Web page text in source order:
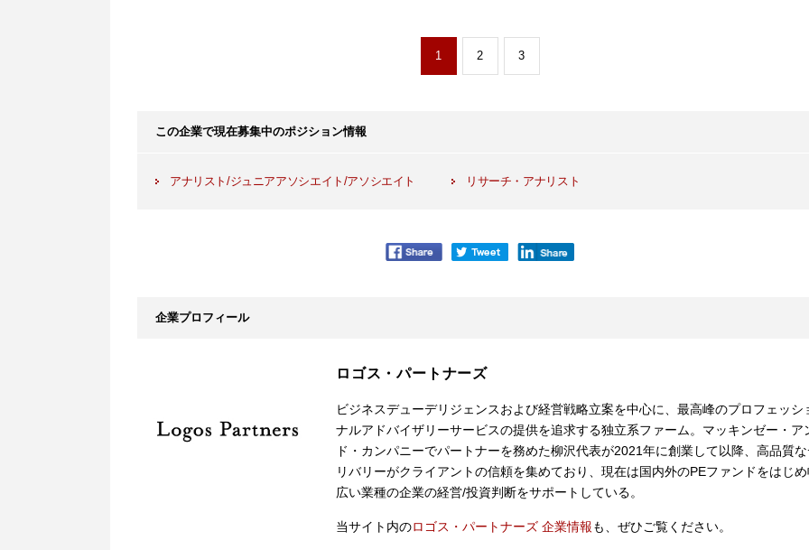
1 2 3
この企業で現在募集中のポジション情報
アナリスト/ジュニアアソシエイト/アソシエイト リサーチ・アナリスト
企業プロフィール
ロゴス・パートナーズ
ビジネスデューデリジェンスおよび経営戦略立案を中心に、最高峰のプロフェッシ
ナルアドバイザリーサービスの提供を追求する独立系ファーム。マッキンゼー・ア
ド・カンパニーでパートナーを務めた柳沢代表が2021年に創業して以降、高品質
リバリーがクライアントの信頼を集めており、現在は国内外のPEファンドをはじ
広い業種の企業の経営/投資判断をサポートしている。
当サイト内のロゴス・パートナーズ 企業情報も、ぜひご覧ください。